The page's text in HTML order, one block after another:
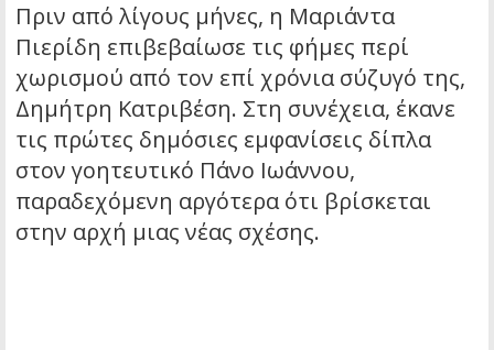
Πριν από λίγους μήνες, η Μαριάντα
Πιερίδη επιβεβαίωσε τις φήμες περί
χωρισμού από τον επί χρόνια σύζυγό της,
Δημήτρη Κατριβέση. Στη συνέχεια, έκανε
τις πρώτες δημόσιες εμφανίσεις δίπλα
στον γοητευτικό Πάνο Ιωάννου,
παραδεχόμενη αργότερα ότι βρίσκεται
στην αρχή μιας νέας σχέσης.